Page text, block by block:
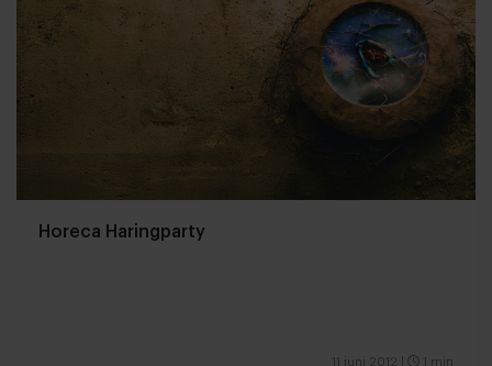
Horeca Haringparty
11 juni 2012 1 min